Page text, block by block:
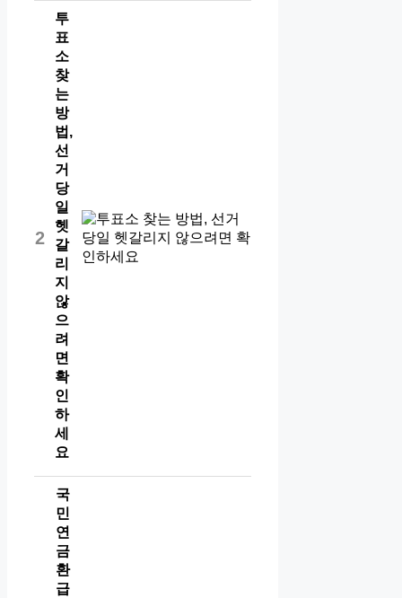
2
투
표
소
찾
는
방
법,
선
거
당
일
헷
갈
리
지
않
으
려
면
확
인
하
세
요
국
민
연
금
환
급